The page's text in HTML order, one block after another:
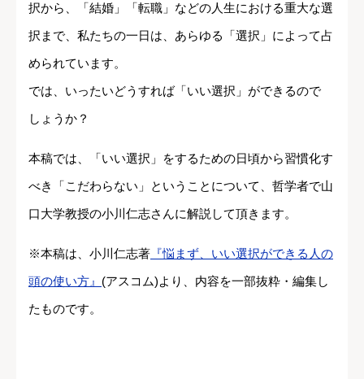
択から、「結婚」「転職」などの人生における重大な選
択まで、私たちの一日は、あらゆる「選択」によって占
められています。
では、いったいどうすれば「いい選択」ができるので
しょうか？
本稿では、「いい選択」をするための日頃から習慣化す
べき「こだわらない」ということについて、哲学者で山
口大学教授の小川仁志さんに解説して頂きます。
※本稿は、小川仁志著 『悩まず、いい選択ができる人の
頭の使い方』 (アスコム)より、内容を一部抜粋・編集し
たものです。